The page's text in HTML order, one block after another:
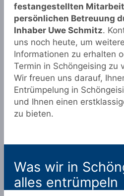
festangestellten
persönlichen Betreuung
Inhaber Uwe Schmitz.
uns noch heute, um weitere
Informationen zu erhalten
Termin in Schöngeising zu
Wir freuen uns darauf,
Entrümpelung in
und Ihnen einen
zu bieten.
Was wir in
alles entrümpeln